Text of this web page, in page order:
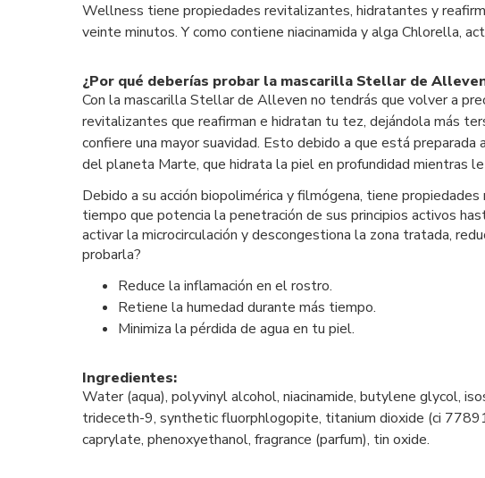
Wellness tiene propiedades revitalizantes, hidratantes y
veinte minutos. Y como contiene niacinamida y alga Chlorella,
¿Por qué deberías probar la mascarilla Stellar de
Con la mascarilla Stellar de Alleven no tendrás que volver a
revitalizantes que reafirman e hidratan tu tez, dejándola más
confiere una mayor suavidad. Esto debido a que está
del planeta Marte, que hidrata la piel en profundidad mientras
Debido a su acción biopolimérica y filmógena, tiene
tiempo que potencia la penetración de sus principios activos
activar la microcirculación y descongestiona la zona tratada,
probarla?
Reduce la inflamación en el rostro.
Retiene la humedad durante más tiempo.
Minimiza la pérdida de agua en tu piel.
Ingredientes:
Water (aqua), polyvinyl alcohol, niacinamide, butylene glycol,
trideceth-9, synthetic fluorphlogopite, titanium dioxide (ci
caprylate, phenoxyethanol, fragrance (parfum), tin oxide.